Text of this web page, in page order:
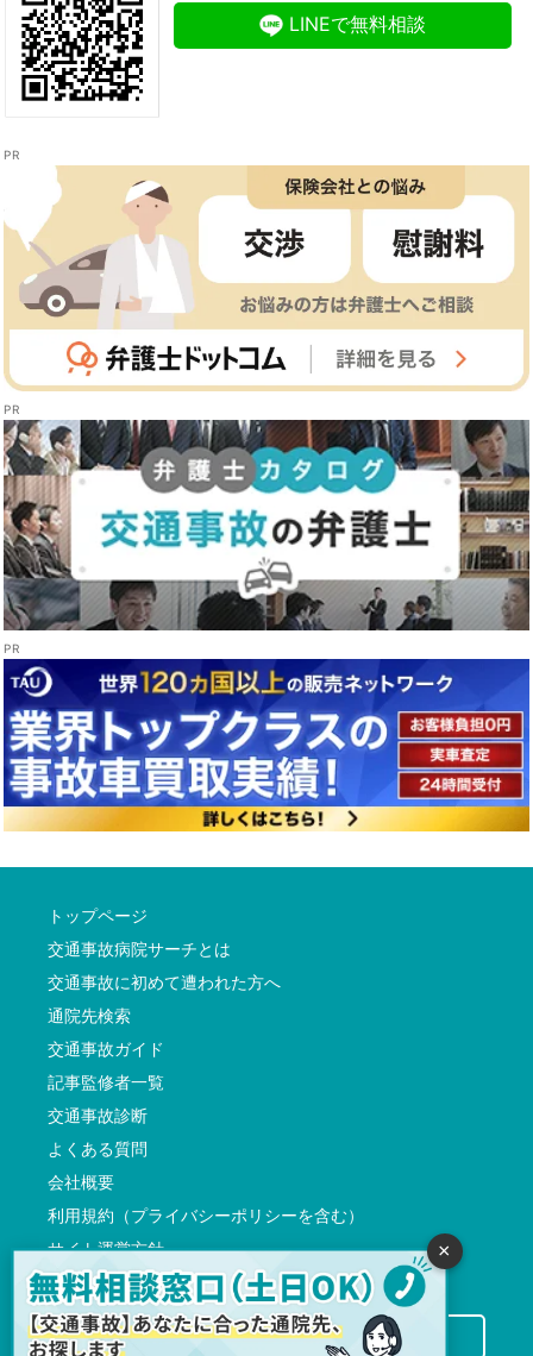
LINEで無料相談
トップページ
交通事故病院サーチとは
交通事故に初めて遭われた方へ
通院先検索
交通事故ガイド
記事監修者一覧
交通事故診断
よくある質問
会社概要
利用規約（プライバシーポリシーを含む）
サイト運営方針
反社会的勢力に対する基本方針
交通事故病院サーチに掲載希望の先生方へ
×